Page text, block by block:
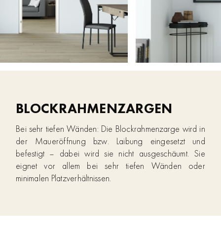
BLOCKRAHMENZARGEN
Bei sehr tiefen Wänden: Die Blockrahmenzarge wird in
der Maueröffnung bzw. Laibung eingesetzt und
befestigt – dabei wird sie nicht ausgeschäumt. Sie
eignet vor allem bei sehr tiefen Wänden oder
minimalen Platzverhältnissen.